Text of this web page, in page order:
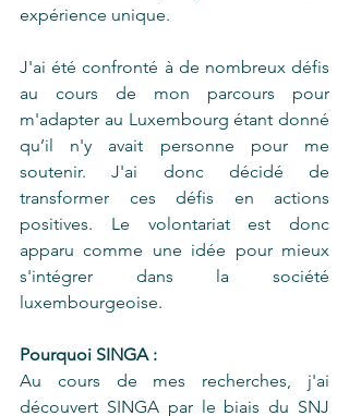
expérience unique.
J'ai été confronté à de nombreux défis
au cours de mon parcours pour
m'adapter au Luxembourg étant donné
qu’il n'y avait personne pour me
soutenir. J'ai donc décidé de
transformer ces défis en actions
positives. Le volontariat est donc
apparu comme une idée pour mieux
s'intégrer dans la société
luxembourgeoise.
Pourquoi SINGA :
Au cours de mes recherches, j'ai
découvert SINGA par le biais du SNJ